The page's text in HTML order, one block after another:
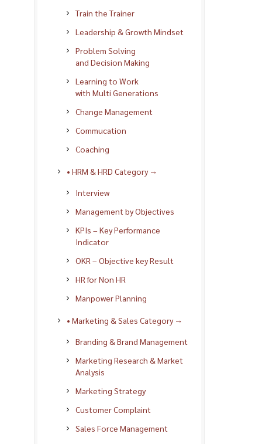
Train the Trainer
Leadership & Growth Mindset
Problem Solving
and Decision Making
Learning to Work
with Multi Generations
Change Management
Commucation
Coaching
• HRM & HRD Category →
Interview
Management by Objectives
KPIs – Key Performance
Indicator
OKR – Objective key Result
HR for Non HR
Manpower Planning
• Marketing & Sales Category →
Branding & Brand Management
Marketing Research & Market
Analysis
Marketing Strategy
Customer Complaint
Sales Force Management